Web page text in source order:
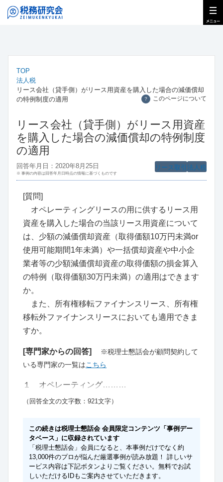
TOP
法人税
リース会社（貸手側）がリース用資産を購入した場合の減価償却
の特例制度の適用
？ このページについて
リース会社（貸手側）がリース用資産
を購入した場合の減価償却の特例制度
の適用
法人税
リース取引
回答年月日：2020年8月25日
※ 事例の内容は回答年月日時点の情報に基づくものです
[質問]
オペレーティングリースの用に供するリース用
資産を購入した場合の当該リース用資産について
は、少額の減価償却資産（取得価額10万円未満or
使用可能期間1年未満）や一括償却資産や中小企
業者等の少額減価償却資産の取得価額の損金算入
の特例（取得価額30万円未満）の適用はできます
か。
また、所有権移転ファイナンスリース、所有権
移転外ファイナンスリースにおいても適用できま
すか。
[専門家からの回答]
※税理士懇話会が顧問契約して
いる専門家の一覧はこちら
１ オペレーティング………
（回答全文の文字数：921文字）
この続きは税理士懇話会 会員限定コンテンツ「事例デー
タベース」に収録されています
「税理士懇話会」会員になると、本事例だけでなく約
13,000件のプロが悩んだ厳選事例が読み放題！ 詳しいサ
ービス内容は下記ボタンよりご覧ください。無料でお試
しいただけるIDもご案内させていただきます。